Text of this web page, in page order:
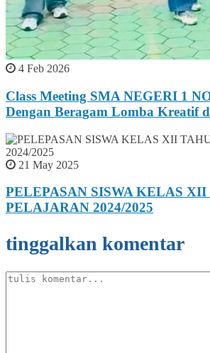
4 Feb 2026
Class Meeting SMA NEGERI 1
Dengan Beragam Lomba Kreatif
21 May 2025
PELEPASAN SISWA KELAS
PELAJARAN 2024/2025
tinggalkan komentar